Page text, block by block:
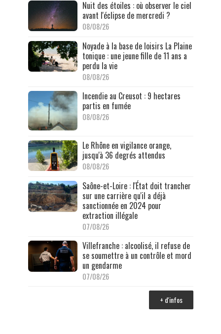
Nuit des étoiles : où observer le ciel
avant l'éclipse de mercredi ?
08/08/26
Noyade à la base de loisirs La Plaine
tonique : une jeune fille de 11 ans a
perdu la vie
08/08/26
Incendie au Creusot : 9 hectares
partis en fumée
08/08/26
Le Rhône en vigilance orange,
jusqu'à 36 degrés attendus
08/08/26
Saône-et-Loire : l'État doit trancher
sur une carrière qu'il a déjà
sanctionnée en 2024 pour
extraction illégale
07/08/26
Villefranche : alcoolisé, il refuse de
se soumettre à un contrôle et mord
un gendarme
07/08/26
+ d'infos